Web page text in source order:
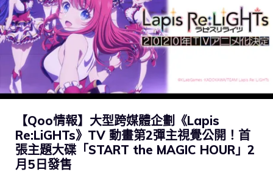
【Qoo情報】大型跨媒體企劃《Lapis
Re:LiGHTs》TV 動畫第2彈主視覺公開！首
張主題大碟「START the MAGIC HOUR」2
月5日發售